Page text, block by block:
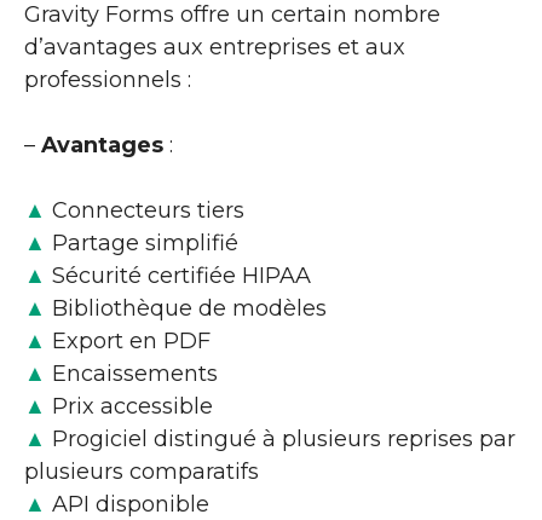
Gravity Forms offre un certain nombre
d’avantages aux entreprises et aux
professionnels :
– Avantages :
▲ Connecteurs tiers
▲ Partage simplifié
▲ Sécurité certifiée HIPAA
▲ Bibliothèque de modèles
▲ Export en PDF
▲ Encaissements
▲ Prix accessible
▲ Progiciel distingué à plusieurs reprises par
plusieurs comparatifs
▲ API disponible